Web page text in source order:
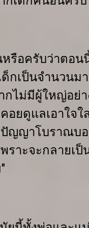
รือครับว่าตอน
ด็กเป็นจำนวนม
กไม่มีผู้ใหญ่อย่
อยดูแลเอาใจใ
ญญาโบราณบอ
พราะจะกลายเ